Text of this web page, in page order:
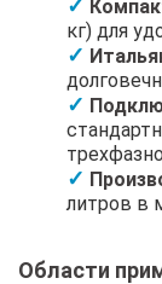
кг) для
литров в
Области